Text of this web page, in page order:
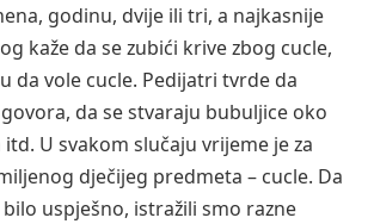
godinu, dvije ili tri, a najkasnije
kaže da se zubići krive zbog cucle,
da vole cucle. Pedijatri tvrde da
da se stvaraju bubuljice oko
U svakom slučaju vrijeme je za
dječijeg predmeta – cucle. Da
uspješno, istražili smo razne